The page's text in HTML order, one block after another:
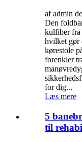
af admin
Den
kulfiber fra
hvilket gør
kørestole
forenkler
for dig...
Læs mere
5
til